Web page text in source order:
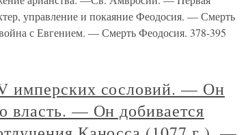
управление и покаяние Феодосия. — Смерть
с Евгением. — Смерть Феодосия. 378-395
имперских сословий. — Он
власть. — Он добивается